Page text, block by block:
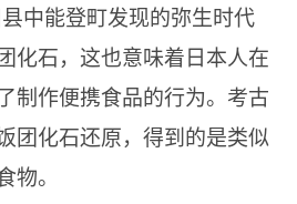
中能登町发现的弥生时代
化石，这也意味着日本人在
制作便携食品的行为。考古
团化石还原，得到的是类似
物。